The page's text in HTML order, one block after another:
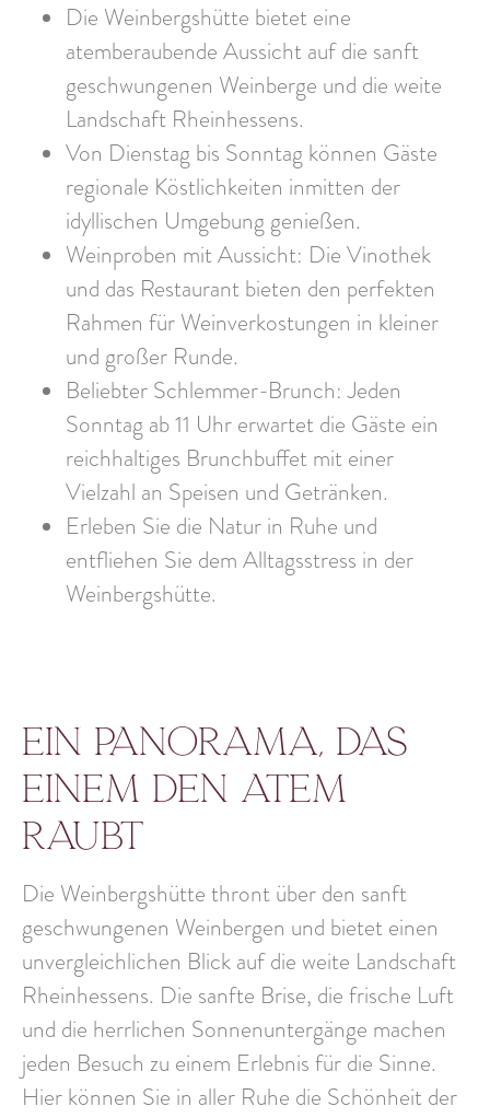
Die Weinbergshütte bietet eine
atemberaubende Aussicht auf die sanft
geschwungenen Weinberge und die weite
Landschaft Rheinhessens.
Von Dienstag bis Sonntag können Gäste
regionale Köstlichkeiten inmitten der
idyllischen Umgebung genießen.
Weinproben mit Aussicht: Die Vinothek
und das Restaurant bieten den perfekten
Rahmen für Weinverkostungen in kleiner
und großer Runde.
Beliebter Schlemmer-Brunch: Jeden
Sonntag ab 11 Uhr erwartet die Gäste ein
reichhaltiges Brunchbuffet mit einer
Vielzahl an Speisen und Getränken.
Erleben Sie die Natur in Ruhe und
entfliehen Sie dem Alltagsstress in der
Weinbergshütte.
Ein Panorama, das
einem den Atem
raubt
Die Weinbergshütte thront über den sanft
geschwungenen Weinbergen und bietet einen
unvergleichlichen Blick auf die weite Landschaft
Rheinhessens. Die sanfte Brise, die frische Luft
und die herrlichen Sonnenuntergänge machen
jeden Besuch zu einem Erlebnis für die Sinne.
Hier können Sie in aller Ruhe die Schönheit der